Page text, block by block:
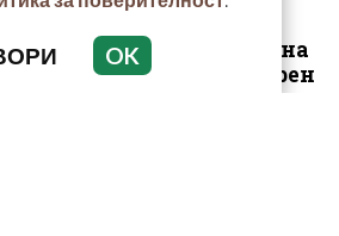
Луксозният майбах на
Митьо Очите опожарен
заради балони с райски
OK